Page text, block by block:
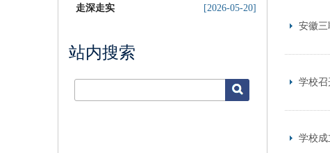
走深走实
[2026-05-20]
站内搜索
安徽三
学校召
学校成